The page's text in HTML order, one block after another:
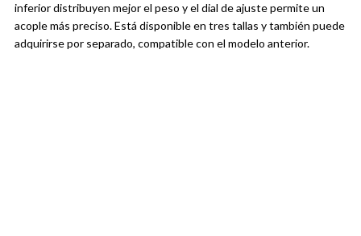
inferior distribuyen mejor el peso y el dial de ajuste permite un
acople más preciso. Está disponible en tres tallas y también puede
adquirirse por separado, compatible con el modelo anterior.